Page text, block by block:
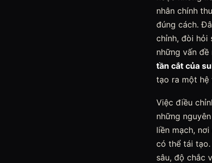
nhân chính
đúng cách.
chỉnh, đòi hỏi
những vấn
tần cắt của
tạo ra một hệ
Việc điều
những
liền mạch,
có thể tái
sâu, độ chắc